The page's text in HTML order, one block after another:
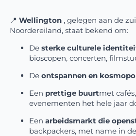
📍 Wellington , gelegen aan de
Noordereiland, staat bekend om:
De sterke culturele
bioscopen, concerten,
De ontspannen en
Een prettige buurtmet
evenementen het hele jaar
Een arbeidsmarkt die
backpackers, met name in